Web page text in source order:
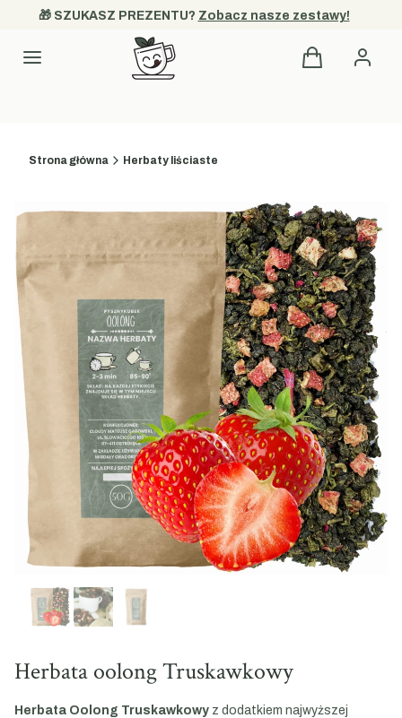
🎁 SZUKASZ PREZENTU? Zobacz nasze zestawy!
Kategorie Produkty w
Strona główna Herbaty liściaste
Herbata oolong Truskawkowy
Herbata Oolong Truskawkowy z dodatkiem najwyższej